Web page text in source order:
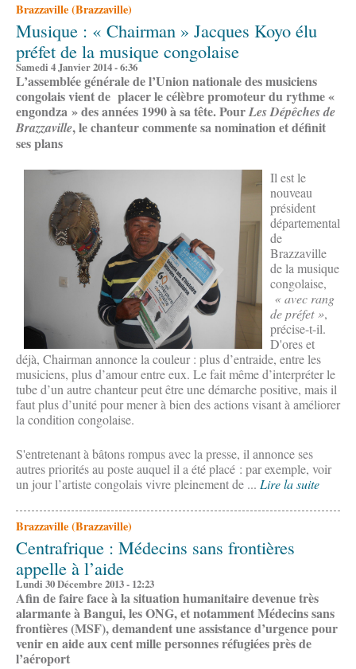
Brazzaville (Brazzaville)
Musique : « Chairman » Jacques Koyo élu
préfet de la musique congolaise
Samedi 4 Janvier 2014 - 6:36
L’assemblée générale de l’Union nationale des musiciens
congolais vient de placer le célèbre promoteur du rythme «
engondza » des années 1990 à sa tête. PourLes Dépêches de
Brazzaville, le chanteur commente sa nomination et définit
ses plans
Il est le
nouveau
président
départemental
de
Brazzaville
de la musique
congolaise,
« avec rang
de préfet »,
précise-t-il.
D'ores et
déjà, Chairman annonce la couleur : plus d’entraide, entre les
musiciens, plus d’amour entre eux. Le fait même d’interpréter le
tube d’un autre chanteur peut être une démarche positive, mais il
faut plus d’unité pour mener à bien des actions visant à améliorer
la condition congolaise.
S'entretenant à bâtons rompus avec la presse, il annonce ses
autres priorités au poste auquel il a été placé : par exemple, voir
un jour l’artiste congolais vivre pleinement de ... Lire la suite
Brazzaville (Brazzaville)
Centrafrique : Médecins sans frontières
appelle à l’aide
Lundi 30 Décembre 2013 - 12:23
Afin de faire face à la situation humanitaire devenue très
alarmante à Bangui, les ONG, et notamment Médecins sans
frontières (MSF), demandent une assistance d’urgence pour
venir en aide aux cent mille personnes réfugiées près de
l’aéroport